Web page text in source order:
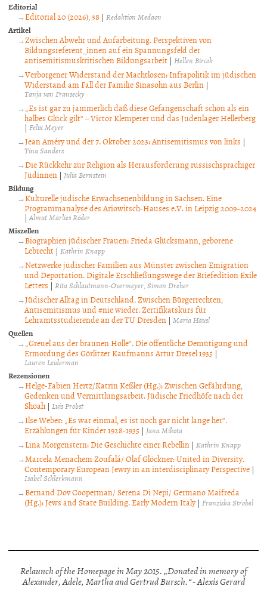
Editorial
Editorial 20 (2026), 38 |Redaktion Medaon
Artikel
Zwischen Abwehr und Aufarbeitung. Perspektiven von
Bildungsreferent_innen auf ein Spannungsfeld der
antisemitismuskritischen Bildungsarbeit | Hellen Bircok
Verborgener Widerstand der Machtlosen: Infrapolitik im jüdischen
Widerstand am Fall der Familie Sinasohn aus Berlin |
Tanja von Fransecky
„Es ist gar zu jämmerlich daß diese Gefangenschaft schon als ein
halbes Glück gilt“ – Victor Klemperer und das Judenlager Hellerberg
| Felix Meyer
Jean Améry und der 7. Oktober 2023: Antisemitismus von links |
Tina Sanders
Die Rückkehr zur Religion als Herausforderung russischsprachiger
Jüdinnen | Julia Bernstein
Bildung
Kulturelle jüdische Erwachsenenbildung in Sachsen. Eine
Programmanalyse des Ariowitsch-Hauses e.V. in Leipzig 2009–2024
|Almut Marlies Röder
Miszellen
Biographien jüdischer Frauen: Frieda Glücksmann, geborene
Lebrecht | Kathrin Knapp
Netzwerke jüdischer Familien aus Münster zwischen Emigration
und Deportation. Digitale Erschließungswege der Briefedition Exile
Letters | Rita Schlautmann-Overmeyer Simon Dreher
Jüdischer Alltag in Deutschland. Zwischen Bürgerrechten,
Antisemitismus und #nie wieder. Zertifikatskurs für
Lehramtsstudierende an der TU Dresden | Maria Häusl
Quellen
„Greuel aus der braunen Hölle“. Die öffentliche Demütigung und
Ermordung des Görlitzer Kaufmanns Artur Dresel 1935 |
Lauren Leiderman
Rezensionen
Helge-Fabien Hertz/Katrin Keßler (Hg.): Zwischen Gefährdung,
Gedenken und Vermittlungsarbeit. Jüdische Friedhöfe nach der
Shoah | Luis Probst
Ilse Weber: „Es war einmal, es ist noch gar nicht lange her“.
Erzählungen für Kinder 1928-1935 | Jana Mikota
Lina Morgenstern: Die Geschichte einer Rebellin |Kathrin Knapp
Marcela Menachem Zoufalá/ Olaf Glöckner: United in Diversity.
Contemporary European Jewry in an interdisciplinary Perspective |
Isabel Schlerkmann
Bernand Dov Cooperman/ Serena Di Nepi/ Germano Maifreda
(Hg.): Jews and State Building. Early Modern Italy| Franziska Strobel
Relaunch of the Homepage in May 2015. „Donated in memory of
Alexander, Adele, Martha and Gertrud Bursch.“ - Alexis Gerard